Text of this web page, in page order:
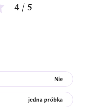
4 / 5
Nie
jedna próbka